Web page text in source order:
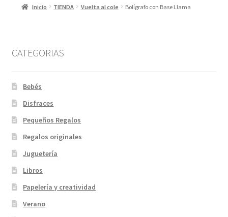
Inicio TIENDA Vuelta al cole Bolígrafo con Base Llama
CATEGORIAS
Bebés
Disfraces
Pequeños Regalos
Regalos originales
Juguetería
Libros
Papelería y creatividad
Verano